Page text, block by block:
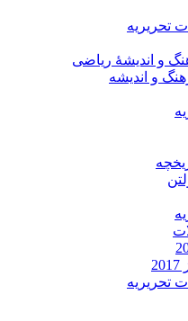
تحریریه
و اندیشۀ ریاضی
و اندیشه
تحریریه